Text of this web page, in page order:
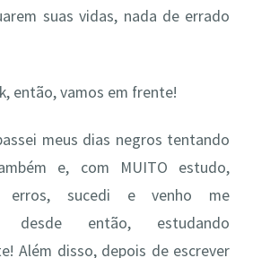
suas vidas, nada de errado
então, vamos em frente!
meus dias negros tentando
e, com MUITO estudo,
erros, sucedi e venho me
desde então, estudando
Além disso, depois de escrever